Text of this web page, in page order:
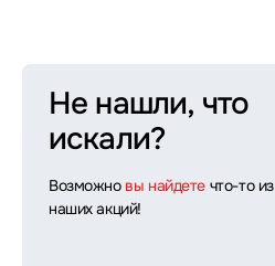
Не нашли, что
искали?
Возможно вы найдете что-то из
наших акций!